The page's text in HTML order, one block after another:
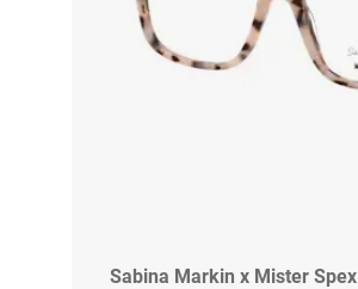
Sabina Markin x Mister Spex